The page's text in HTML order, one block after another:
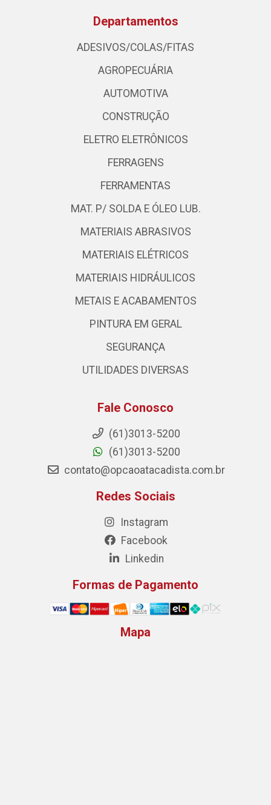
Departamentos
ADESIVOS/COLAS/FITAS
AGROPECUÁRIA
AUTOMOTIVA
CONSTRUÇÃO
ELETRO ELETRÔNICOS
FERRAGENS
FERRAMENTAS
MAT. P/ SOLDA E ÓLEO LUB.
MATERIAIS ABRASIVOS
MATERIAIS ELÉTRICOS
MATERIAIS HIDRÁULICOS
METAIS E ACABAMENTOS
PINTURA EM GERAL
SEGURANÇA
UTILIDADES DIVERSAS
Fale Conosco
(61)3013-5200
(61)3013-5200
contato@opcaoatacadista.com.br
Redes Sociais
Instagram
Facebook
Linkedin
Formas de Pagamento
Mapa